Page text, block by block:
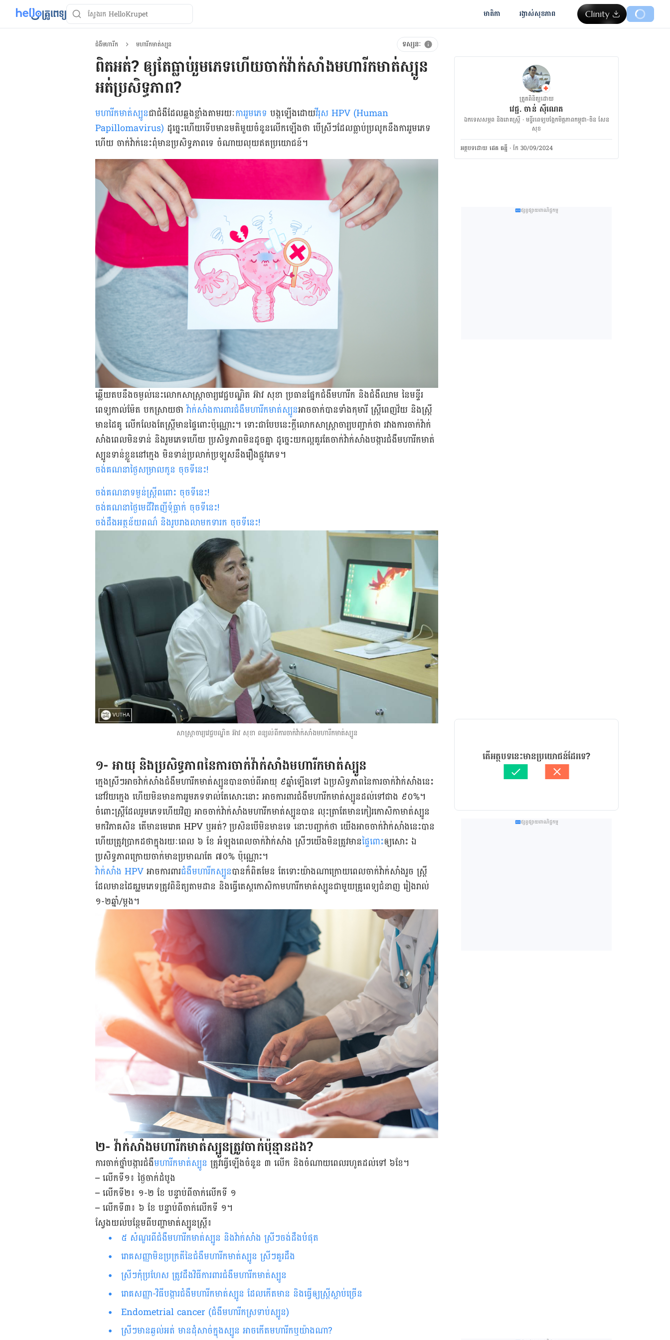
មាតិកា រង្វាស់​សុខភាព
ជំងឺមហារីក មហារីកមាត់ស្បូន ទស្សនៈ
ពិតអត់? ឲ្យតែធ្លាប់​រួមភេទ​ហើយ​​ចាក់​វ៉ាក់សាំង​មហារីកមាត់​ស្បូន​
អត់​ប្រសិទ្ធភាព?
មហារីក​មាត់ស្បូន​ជា​ជំងឺ​ដែល​ឆ្លង​ខ្លាំង​តាម​រយៈការ​រួមភេទ បង្ក​ឡើង​ដោយ​វីរុស HPV (Human
Papillomavirus) ដូច្នេះ​ហើយ​ទើប​មាន​មតិមួយ​ចំនួន​លើក​ឡើង​ថា បើ​ស្រីៗ​ដែល​ធ្លាប់​ប្រលូក​នឹង​ការ​រួមភេទ​
ហើយ ចាក់វ៉ាក់​នេះ​ពុំ​មាន​ប្រសិទ្ធភាព​ទេ ចំណាយ​លុយ​ឥត​ប្រយោជន៍។
ឆ្លើយតប​នឹង​ចម្ងល់​នេះ​លោក​សាស្ត្រាចារ្យ​វេជ្ជបណ្ឌិត អ៊ាវ សុខា ប្រធាន​ផ្នែក​ជំងឺ​មហារីក និង​ជំងឺ​ឈាម នៃ​មន្ទីរ
ពេទ្យ​កាល់ម៉ែត បកស្រាយ​ថាវ៉ាក់សាំង​ការពារ​ជំងឺ​មហារីក​មាត់ស្បូន​អាច​ចាក់​បាន​ទាំង​កុមារី ស្ត្រី​ពេញ​វ័យ និង​ស្ត្រី​
មាន​ដៃគូ លើក​លែង​តែ​ស្ត្រី​មាន​ផ្ទៃពោះ​ប៉ុណ្ណោះ។ ទោះ​ជា​បែប​នេះ​ក្តី​លោក​សាស្ត្រាចារ្យ​បញ្ជាក់​ថា រវាង​ការ​ចាក់វ៉ាក់​
សាំង​ពេល​មិន​ទាន់ និង​រួម​ភេទ​ហើយ ប្រសិទ្ធភាព​មិន​ដូច​គ្នា ដូច្នេះ​យក​ល្អ​គួរ​តែ​ចាក់​វ៉ាក់​សាំង​បង្ការ​ជំងឺ​មហារីក​មាត់
ស្បូន​ទាន់​ខ្លួន​នៅ​ក្មេង មិន​ទាន់​ប្រលាក់​ប្រឡូស​នឹង​រឿង​ផ្លូវ​ភេទ។
ចង់គណនាថ្ងៃសម្រាលកូន ចុចទីនេះ!
ចង់គណនាទម្ងន់ស្រ្តីពពោះ ចុចទីនេះ!
ចង់គណនាថ្ងៃមេជីវិតញីទុំធ្លាក់ ចុចទីនេះ!
ចង់ដឹងអត្ថន័យពណ៌ និងរូបរាងលាមកទារក ចុចទីនេះ!
សាស្ត្រាចារ្យវេជ្ជបណ្ឌិត អ៊ាវ សុខា ពន្យល់ពីការចាក់វ៉ាក់សាំងមហារីកមាត់ស្បូន
១- អាយុ និង​ប្រសិទ្ធភាព​នៃ​ការ​ចាក់​វ៉ាក់សាំង​មហារីក​មាត់ស្បូន
ក្មេង​ស្រីៗ​អាច​វ៉ាក់សាំង​ជំងឺ​មហារីក​មាត់​ស្បូន​បាន​ចាប់​ពី​អាយុ ៩ឆ្នាំ​ឡើង​ទៅ ឯ​ប្រសិទ្ធភាព​នៃ​ការ​ចាក់វ៉ាក់​សាំង​នេះ​
នៅ​វ័យ​ក្មេង ហើយ​មិន​មាន​ការ​រួមភទ​ទាល់​​តែ​សោះនោះ អាច​ការពារ​ជំងឺ​មហារីក​មាត់ស្បូន​ដល់​ទៅ​​ជាង ៩០%។
ចំពោះ​ស្ត្រី​ដែល​រួមភេទ​ហើយ​វិញ អាច​ចាក់​វ៉ាក់សាំង​មហារីក​មាត់ស្បូន​បាន លុះ​ត្រា​តែ​មាន​កៀរ​កោសិកា​​មាត់ស្បូន​
មក​វិភាគ​សិន តើ​​មាន​មេរោគ HPV ឬ​អត់? ប្រសិន​បើ​មិនមាន​ទេ នោះ​បញ្ជាក់​ថា យើង​អាច​ចាក់វ៉ាក់សាំង​នេះ​បាន
ហើយ​ត្រូវ​ប្រាកដ​ថា​ក្នុង​រយៈពេល ៦ ខែ អំឡុងពេលចាក់វ៉ាក់សាំង ស្រីៗ​យើង​មិន​ត្រូវ​​មាន​ផ្ទៃពោះ​ឲ្យ​សោះ ឯ​
ប្រសិទ្ធភាព​ក្រោយចាក់​មាន​ប្រមាណ​តែ ៧០% ប៉ុណ្ណោះ។
វ៉ាក់សាំង​ HPVអាច​ការពារ​ជំងឺ​មហា​រីក​ស្បូន​បាន​ក៏​ពិត​មែន តែទោះ​យ៉ាង​ណា​ក្រោយ​ពេលចាក់​វ៉ាក់សាំង​រួច ស្ត្រី​
ដែល​មាន​ដៃគូរួមភេទ​ត្រូវ​ពិនិត្យ​តាមដាន និង​ធ្វើ​តេស្ត​កោសិកា​មហារីក​មាត់​ស្បូនជាមួយ​គ្រូពេទ្យ​ជំនាញ រៀងរាល់
១-២ឆ្នាំ/ម្តង។
២- វ៉ាក់សាំង​​មហារីក​មាត់ស្បូន​ត្រូវ​ចាក់ប៉ុន្មាន​ដង?
ការ​ចាក់​ថ្នាំ​បង្ការ​ជំងឺ​មហារីកមាត់​ស្បូន ត្រូវ​ធ្វើ​ឡើង​ចំនួន ៣ លើក និង​ចំណាយ​ពេល​រហូត​ដល់​ទៅ ៦ខែ។
– លើកទី១៖ ថ្ងៃចាក់ដំបូង
– លើកទី២៖ ១-២ ខែ បន្ទាប់ពីចាក់លើកទី ១
– លើកទី៣៖ ៦ ខែ បន្ទាប់ពីចាក់លើកទី ១។
ស្វែងយល់បន្ថែមពីបញ្ហាមាត់ស្បូនស្ត្រី៖
៥ សំណួរពីជំងឺមហារីកមាត់ស្បូន និងវ៉ាក់សាំង ស្រីៗចង់ដឹងបំផុត
រោគសញ្ញា​មិន​ប្រក្រតី​នៃជំងឺ​មហារីក​មាត់​ស្បូន​ ស្រី​ៗ​គួរ​ដឹង​​​​​​​​​​​​​​​​​​​​​​​​​​​​​​​​​​​​​​​​​​​​​​​​​​​​​​​​​​​​​​​​​​​​
ស្រីៗកុំប្រហែស ត្រូវដឹងវិធីការពារជំងឺមហារីកមាត់ស្បូន
រោគសញ្ញា-វិធីបង្ការជំងឺមហារីកមាត់ស្បូន ដែលកើតមាន និងធ្វើឲ្យស្រ្តីស្លាប់ច្រើន
Endometrial cancer (ជំងឺមហារីកស្រទាប់ស្បូន)
ស្រីៗមានឆ្ងល់អត់ មាន​ដុំសាច់ក្នុងស្បូន អាចកើតមហារីកឬយ៉ាងណា?
ត្រួតពិនិត្យដោយ
វេជ្ជ. ចាន់ ស៊ីណេត
ឯកទេសសម្ភព និងរោគស្ត្រី · ម​ន្ទីរពេទ្យបង្អែកមិត្តភាពកម្ពុជា-ចិន សែន
សុខ
អត្ថបទ​ដោយ ដេត ធន្នី ·កែ 30/09/2024
ផ្សព្វផ្សាយពាណិជ្ជកម្ម
តើអត្ថបទនេះមានប្រយោជន៍ដែរទេ?
ផ្សព្វផ្សាយពាណិជ្ជកម្ម